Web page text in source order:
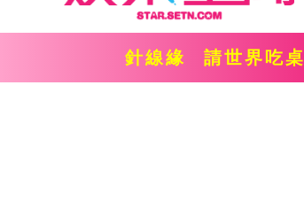
針線緣 請世界吃桌